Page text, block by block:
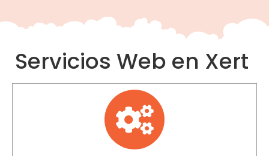
Servicios Web en Xert